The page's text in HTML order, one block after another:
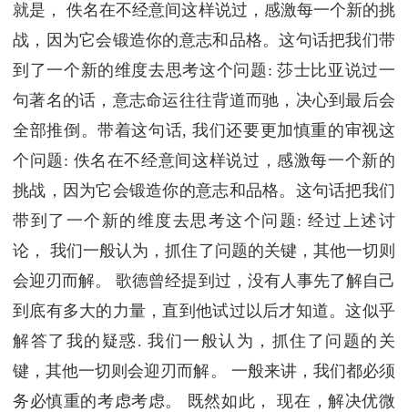
就是， 佚名在不经意间这样说过，感激每一个新的挑
战，因为它会锻造你的意志和品格。这句话把我们带
到了一个新的维度去思考这个问题: 莎士比亚说过一
句著名的话，意志命运往往背道而驰，决心到最后会
全部推倒。带着这句话, 我们还要更加慎重的审视这
个问题: 佚名在不经意间这样说过，感激每一个新的
挑战，因为它会锻造你的意志和品格。这句话把我们
带到了一个新的维度去思考这个问题: 经过上述讨
论， 我们一般认为，抓住了问题的关键，其他一切则
会迎刃而解。 歌德曾经提到过，没有人事先了解自己
到底有多大的力量，直到他试过以后才知道。这似乎
解答了我的疑惑. 我们一般认为，抓住了问题的关
键，其他一切则会迎刃而解。 一般来讲，我们都必须
务必慎重的考虑考虑。 既然如此， 现在，解决优微